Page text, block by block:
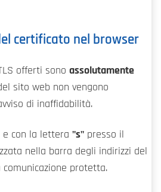
certificato nel browser
offerti sono assolutamente
sito web non vengono
di inaffidabilità.
e con la lettera "s" presso il
nella barra degli indirizzi del
protetta.